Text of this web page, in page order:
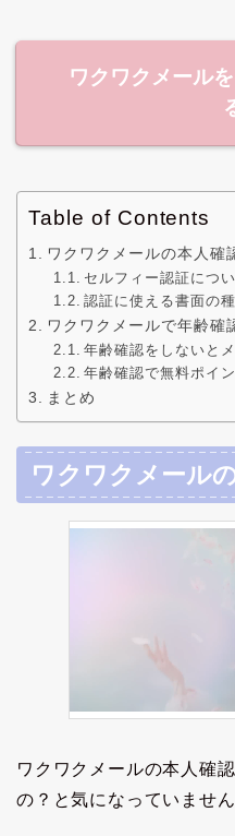
ワクワクメール
Table of Contents
ワクワクメールの本人確
セルフィー認証につ
認証に使える書面の
ワクワクメールで年齢確
年齢確認をしないと
年齢確認で無料ポイ
まとめ
ワクワクメール
ワクワクメールの本人確
の？と気になっていません